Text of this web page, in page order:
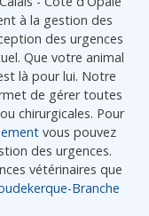
à la gestion des
des urgences
Que votre animal
là pour lui. Notre
de gérer toutes
chirurgicales. Pour
vous pouvez
des urgences.
vétérinaires que
Branche